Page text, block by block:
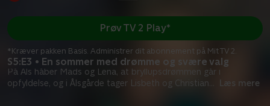
S5:E3 • En sommer med drømme og svære valg
På Als håber Mads og Lena, at bryllupsdrømmen går i
opfyldelse, og i Ålsgårde tager Lisbeth og Christian
Læs mere
Prøv TV 2 Play*
*Kræver pakken Basis. Administrer dit abonnement på Mit TV 2.